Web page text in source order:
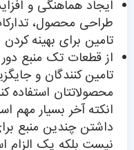
ایجاد هماهنگی و
طراحی محصول،
تامین برای بهینه
از قطعات تک منبع
تامین کنندگان و
محصولاتتان استفاده
انکته آخر بسیار مهم
داشتن چندین منبع
نیست بلکه یک الزام